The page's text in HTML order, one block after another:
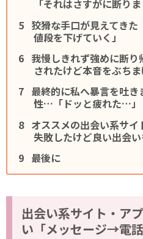
「それはさすがに断りま
狡猾な手口が見えてきた
値段を下げていく」
我慢しきれず強めに断
されたけど本音をぶちま
最終的に私へ暴言を吐
性…「ドッと疲れた…」
オススメの出会い系サ
失敗したけど良い出会い
最後に
出会い系サイト・ア
い「メッセージ→電